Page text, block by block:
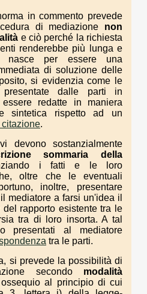
in commento prevede
di mediazione non
e ciò perché la richiesta
renderebbe più lunga e
nasce per essere una
di soluzione delle
si evidenzia come le
presentate dalle parti in
redatte in maniera
sintetica rispetto ad un
citazione.
devono sostanzialmente
sommaria della
i fatti e le loro
oltre che le eventuali
inoltre, presentare
mediatore a farsi un'idea il
rapporto esistente tra le
tra di loro insorta. A tal
presentati al mediatore
tra le parti.
si prevede la possibilità di
secondo modalità
al principio di cui